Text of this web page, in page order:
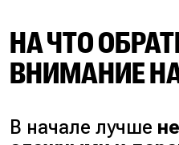
НА ЧТО
ВНИМАНИЕ
В начале лучше